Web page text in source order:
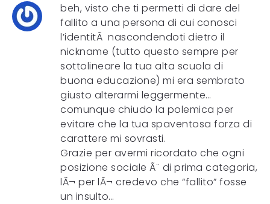
beh, visto che ti permetti di dare del
fallito a una persona di cui conosci
l’identitÃ nascondendoti dietro il
nickname (tutto questo sempre per
sottolineare la tua alta scuola di
buona educazione) mi era sembrato
giusto alterarmi leggermente…
comunque chiudo la polemica per
evitare che la tua spaventosa forza di
carattere mi sovrasti.
Grazie per avermi ricordato che ogni
posizione sociale Ã¨ di prima categoria,
lÃ¬ per lÃ¬ credevo che “fallito” fosse
un insulto…